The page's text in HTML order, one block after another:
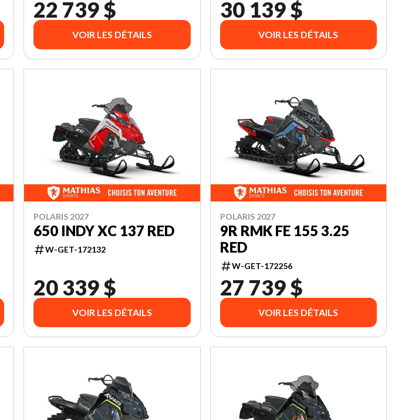
22 739 $
VOIR LES DÉTAILS
30 139 $
VOIR LES DÉTAILS
POLARIS 2027
650 INDY XC 137 RED
W-GET-172132
20 339 $
VOIR LES DÉTAILS
POLARIS 2027
9R RMK FE 155 3.25
RED
W-GET-172256
27 739 $
VOIR LES DÉTAILS